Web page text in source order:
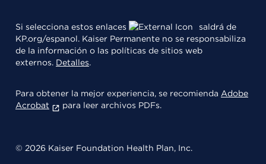
Si selecciona estos enlaces
saldrá de
KP.org/espanol. Kaiser Permanente no se responsabiliza
de la información o las políticas de sitios web
externos. Detalles.
Para obtener la mejor experiencia, se recomienda Adobe
Acrobat
para leer archivos PDFs.
© 2026 Kaiser Foundation Health Plan, Inc.